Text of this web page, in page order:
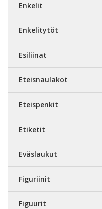
Enkelit
Enkelitytöt
Esiliinat
Eteisnaulakot
Eteispenkit
Etiketit
Eväslaukut
Figuriinit
Figuurit